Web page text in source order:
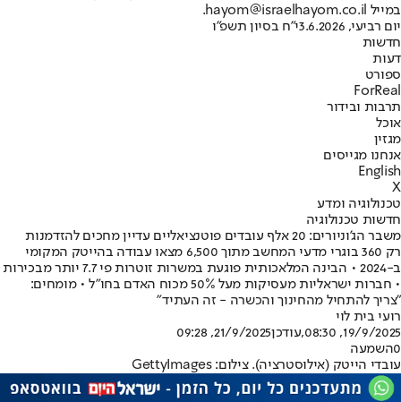
במייל hayom@israelhayom.co.il.
יום רביעי, 3.6.2026
י"ח בסיון תשפ"ו
חדשות
דעות
ספורט
ForReal
תרבות ובידור
אוכל
מגזין
אנחנו מגייסים
English
X
טכנולוגיה ומדע
חדשות טכנולוגיה
משבר הג'וניורים: 20 אלף עובדים פוטנציאליים עדיין מחכים להזדמנות
רק 360 בוגרי מדעי המחשב מתוך 6,500 מצאו עבודה בהייטק המקומי
ב-2024 • הבינה המלאכותית פוגעת במשרות זוטרות פי 7.7 יותר מבכירות
• חברות ישראליות מעסיקות מעל 50% מכוח האדם בחו"ל • מומחים:
"צריך להתחיל מהחינוך והכשרה - זה העתיד"
רועי בית לוי
19/9/2025, 08:30
,עודכן21/9/2025, 09:28
0השמעה
עובדי הייטק (אילוסטרציה). צילום: GettyImages